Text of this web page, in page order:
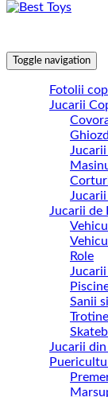
Toggle navigation
Fotolii
Jucarii
Jucarii de
Role
Jucarii
Sanii
Jucarii din